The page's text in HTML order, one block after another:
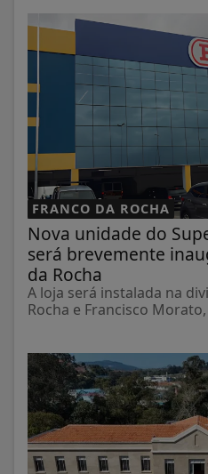
FRANCO DA ROCHA
Nova unidade do
será brevemente
da Rocha
A loja será instalada na
Rocha e Francisco